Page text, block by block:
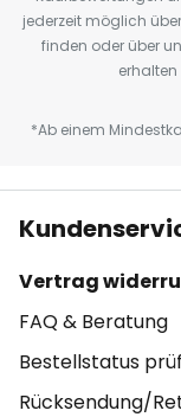
jederzeit möglich
finden oder über
erhalten
*Ab einem
Vertrag
FAQ & Beratung
Bestellstatus
Rücksendung/